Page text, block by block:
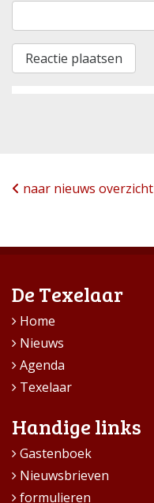
naar nieuws overzicht
De Texelaar
Home
Nieuws
Agenda
Texelaar
Handige links
Gastenboek
Nieuwsbrieven
formulieren